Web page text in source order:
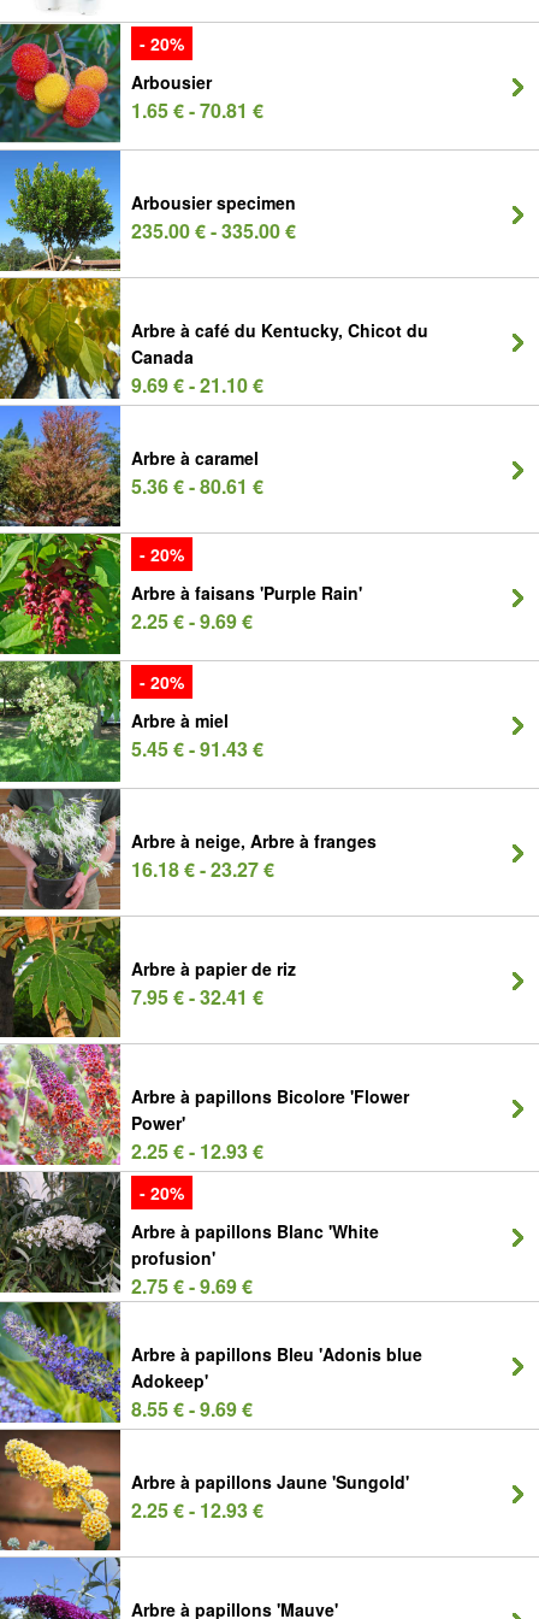
- 20%
Arbousier
1.65 € - 70.81 €
Arbousier specimen
235.00 € - 335.00 €
Arbre à café du Kentucky, Chicot du
Canada
9.69 € - 21.10 €
Arbre à caramel
5.36 € - 80.61 €
- 20%
Arbre à faisans 'Purple Rain'
2.25 € - 9.69 €
- 20%
Arbre à miel
5.45 € - 91.43 €
Arbre à neige, Arbre à franges
16.18 € - 23.27 €
Arbre à papier de riz
7.95 € - 32.41 €
Arbre à papillons Bicolore 'Flower
Power'
2.25 € - 12.93 €
- 20%
Arbre à papillons Blanc 'White
profusion'
2.75 € - 9.69 €
Arbre à papillons Bleu 'Adonis blue
Adokeep'
8.55 € - 9.69 €
Arbre à papillons Jaune 'Sungold'
2.25 € - 12.93 €
Arbre à papillons 'Mauve'